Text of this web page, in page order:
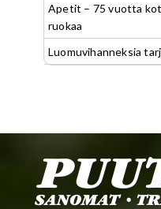
Apetit – 75 vuotta
ruokaa
Luomuvihanneksia